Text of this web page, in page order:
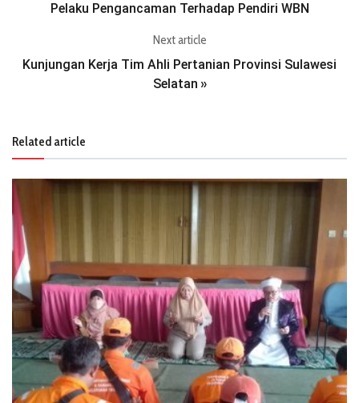
Pelaku Pengancaman Terhadap Pendiri WBN
Next article
Kunjungan Kerja Tim Ahli Pertanian Provinsi Sulawesi
Selatan »
Related article